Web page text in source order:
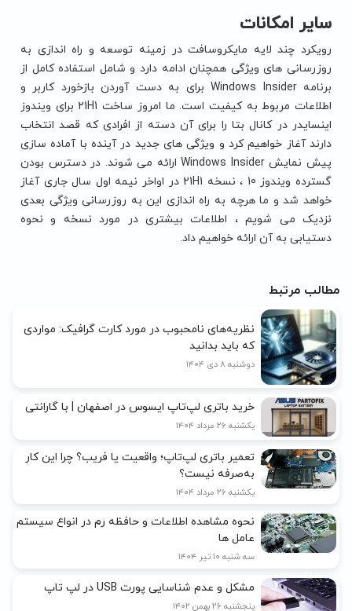
سایر امکانات
رویکرد چند لایه مایکروسافت در زمینه توسعه و راه اندازی به
روزرسانی های ویژگی همچنان ادامه دارد و شامل استفاده کامل از
برنامه Windows Insider برای به دست آوردن بازخورد کاربر و
اطلاعات مربوط به کیفیت است. ما امروز ساخت 21H1 برای ویندوز
اینسایدر در کانال بتا را برای آن دسته از افرادی که قصد انتخاب
دارند آغاز خواهیم کرد و ویژگی های جدید در آینده با آماده سازی
پیش نمایش Windows Insider ارائه می شوند. در دسترس بودن
گسترده ویندوز 10 ، نسخه 21H1 در اواخر نیمه اول سال جاری آغاز
خواهد شد و ما هرچه به راه اندازی این به روزرسانی ویژگی بعدی
نزدیک می شویم ، اطلاعات بیشتری در مورد نسخه و نحوه
دستیابی به آن ارائه خواهیم داد.
مطالب مرتبط
نظریه‌های نامحبوب در مورد کارت گرافیک: مواردی
که باید بدانید
دوشنبه ۸ دی ۱۴۰۴
خرید باتری لپ‌تاپ ایسوس در اصفهان | با گارانتی
یکشنبه ۲۶ مرداد ۱۴۰۴
تعمیر باتری لپ‌تاپ؛ واقعیت یا فریب؟ چرا این کار
به‌صرفه نیست؟
یکشنبه ۲۶ مرداد ۱۴۰۴
نحوه مشاهده اطلاعات و حافظه رم در انواع سیستم
عامل ها
سه شنبه ۱۰ تیر ۱۴۰۴
مشکل و عدم شناسایی پورت USB در لپ تاپ
پنجشنبه ۲۶ بهمن ۱۴۰۲